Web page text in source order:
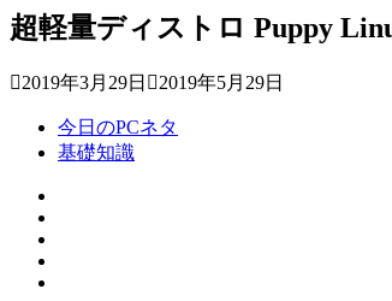
超軽量ディストロ Puppy
2019年3月29日 2019年5月29日
今日のPCネタ
基礎知識